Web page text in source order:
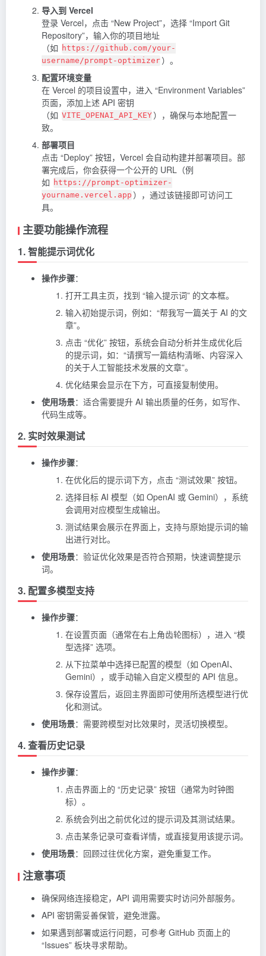
导入到 Vercel
登录 Vercel，点击 “New Project”，选择 “Import Git
Repository”，输入你的项目地址
（如 https://github.com/your-
username/prompt-optimizer ）。
配置环境变量
在 Vercel 的项目设置中，进入 “Environment Variables”
页面，添加上述 API 密钥
（如 VITE_OPENAI_API_KEY ），确保与本地配置一
致。
部署项目
点击 “Deploy” 按钮，Vercel 会自动构建并部署项目。部
署完成后，你会获得一个公开的 URL（例
如 https://prompt-optimizer-
yourname.vercel.app ），通过该链接即可访问工
具。
主要功能操作流程
1. 智能提示词优化
操作步骤：
打开工具主页，找到 “输入提示词” 的文本框。
输入初始提示词，例如：“帮我写一篇关于 AI 的文
章”。
点击 “优化” 按钮，系统会自动分析并生成优化后
的提示词，如：“请撰写一篇结构清晰、内容深入
的关于人工智能技术发展的文章”。
优化结果会显示在下方，可直接复制使用。
使用场景：适合需要提升 AI 输出质量的任务，如写作、
代码生成等。
2. 实时效果测试
操作步骤：
在优化后的提示词下方，点击 “测试效果” 按钮。
选择目标 AI 模型（如 OpenAI 或 Gemini），系统
会调用对应模型生成输出。
测试结果会展示在界面上，支持与原始提示词的输
出进行对比。
使用场景：验证优化效果是否符合预期，快速调整提示
词。
3. 配置多模型支持
操作步骤：
在设置页面（通常在右上角齿轮图标），进入 “模
型选择” 选项。
从下拉菜单中选择已配置的模型（如 OpenAI、
Gemini），或手动输入自定义模型的 API 信息。
保存设置后，返回主界面即可使用所选模型进行优
化和测试。
使用场景：需要跨模型对比效果时，灵活切换模型。
4. 查看历史记录
操作步骤：
点击界面上的 “历史记录” 按钮（通常为时钟图
标）。
系统会列出之前优化过的提示词及其测试结果。
点击某条记录可查看详情，或直接复用该提示词。
使用场景：回顾过往优化方案，避免重复工作。
注意事项
确保网络连接稳定，API 调用需要实时访问外部服务。
API 密钥需妥善保管，避免泄露。
如果遇到部署或运行问题，可参考 GitHub 页面上的
“Issues” 板块寻求帮助。